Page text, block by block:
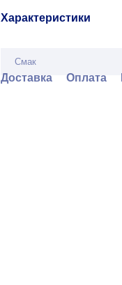
Характеристики
Смак
Доставка Оплата